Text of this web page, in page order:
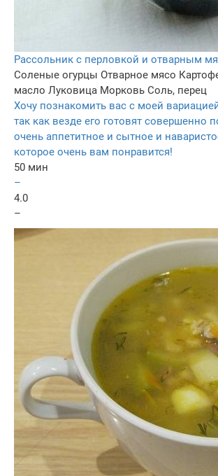
Рассольник с перловкой и отварным
Соленые огурцы Отварное мясо
масло Луковица Морковь Соль, перец
Хочу познакомить вас с моей
так как везде его готовят совершенно
очень аппетитное и сытное и
которое очень вам понравится!
50 мин
–
4.0
–